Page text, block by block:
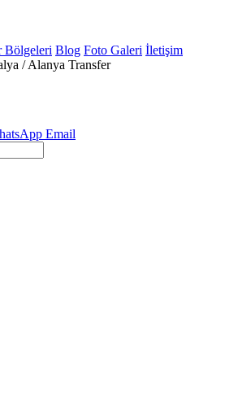
Bölgeleri Blog Foto Galeri İletişim
/ Alanya Transfer
Email